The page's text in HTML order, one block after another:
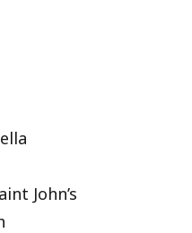
John’s